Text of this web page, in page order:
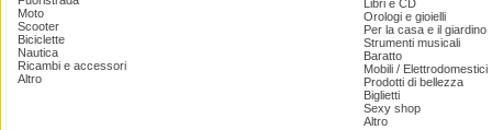
Moto
Scooter
Biciclette
Nautica
Ricambi e accessori
Altro
Libri e CD
Orologi e gioielli
Per la casa e il giardino
Strumenti musicali
Baratto
Mobili / Elettrodomestici
Prodotti di bellezza
Biglietti
Sexy shop
Altro